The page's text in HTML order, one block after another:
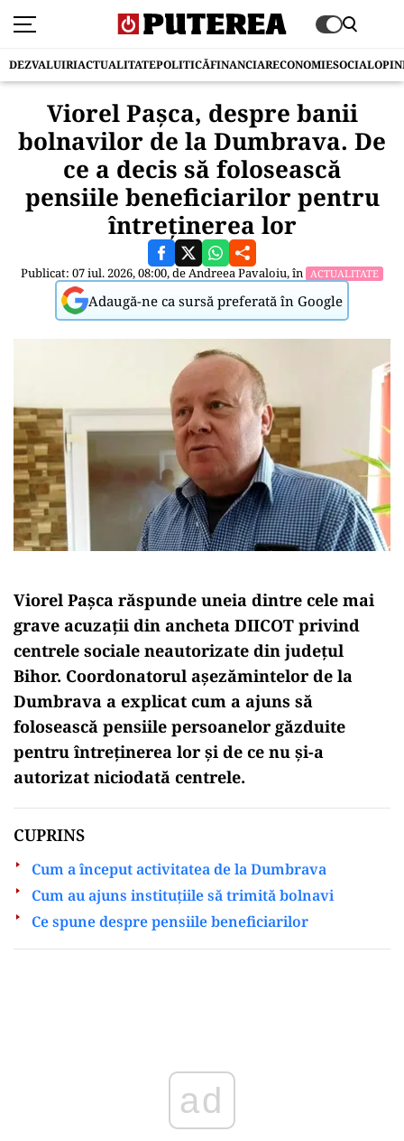
DEZVALUIRIACTUALITATEPOLITICĂFINANCIARECONOMIESOCIAL
Viorel Pașca, despre banii
bolnavilor de la Dumbrava. De
ce a decis să folosească
pensiile beneficiarilor pentru
întreținerea lor
Publicat: 07 iul. 2026, 08:00, deAndreea Pavaloiu, în ACTUALITATE
Adaugă-ne ca sursă preferată în Google
Viorel Pașca răspunde uneia dintre cele mai
grave acuzații din ancheta DIICOT privind
centrele sociale neautorizate din județul
Bihor. Coordonatorul așezămintelor de la
Dumbrava a explicat cum a ajuns să
folosească pensiile persoanelor găzduite
pentru întreținerea lor și de ce nu și-a
autorizat niciodată centrele.
CUPRINS
Cum a început activitatea de la Dumbrava
Cum au ajuns instituțiile să trimită bolnavi
Ce spune despre pensiile beneficiarilor
ad